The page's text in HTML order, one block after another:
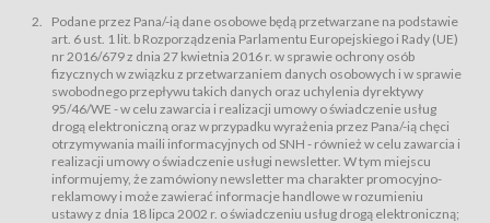
Sklep – sklep internetowy prowadzony przez Usługodawcę w Serwisie;
Regulamin – niniejszy regulamin.
§ 2
Postanowienia ogólne
Regulamin określa zasady:
świadczenia Usługobiorcom Usług przez Usługodawcę, z
zastrzeżeniem usług, o których mowa w ust. 2 pkt. 4 i 5 poniżej, których
zasady świadczenia precyzują odrębne regulaminy,
przetwarzania przez Usługodawcę danych osobowych Usługobiorców
będących osobami fizycznymi.
Podane przez Pana/-ią dane osobowe będą przetwarzane na podstawie
art. 6 ust. 1 lit. b Rozporządzenia Parlamentu Europejskiego i Rady (UE)
nr 2016/679 z dnia 27 kwietnia 2016 r. w sprawie ochrony osób
fizycznych w związku z przetwarzaniem danych osobowych i w sprawie
swobodnego przepływu takich danych oraz uchylenia dyrektywy
95/46/WE - w celu zawarcia i realizacji umowy o świadczenie usług
drogą elektroniczną oraz w przypadku wyrażenia przez Pana/-ią chęci
otrzymywania maili informacyjnych od SNH - również w celu zawarcia i
realizacji umowy o świadczenie usługi newsletter. W tym miejscu
informujemy, że zamówiony newsletter ma charakter promocyjno-
reklamowy i może zawierać informacje handlowe w rozumieniu
ustawy z dnia 18 lipca 2002 r. o świadczeniu usług drogą elektroniczną;